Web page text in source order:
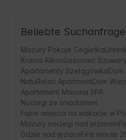
Beliebte
Mazury Pokoje Cegiełka
Kraina AlkosGościniec Szuwary
Apartamenty Szelągówka
NatuRelax ApartmentDom
Apartament Masuria SPA
Noclegi ze śniadaniem
Fajne miejsca na wakacje w
Mazury noclegi nad jeziorem
Gdzie nad jezioroFirst minute